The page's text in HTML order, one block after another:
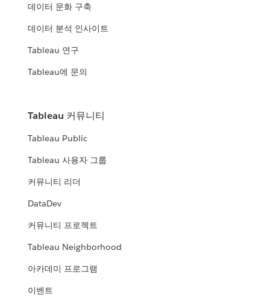
데이터 문화 구축
데이터 분석 인사이트
Tableau 연구
Tableau에 문의
Tableau 커뮤니티
Tableau Public
Tableau 사용자 그룹
커뮤니티 리더
DataDev
커뮤니티 프로젝트
Tableau Neighborhood
아카데미 프로그램
이벤트